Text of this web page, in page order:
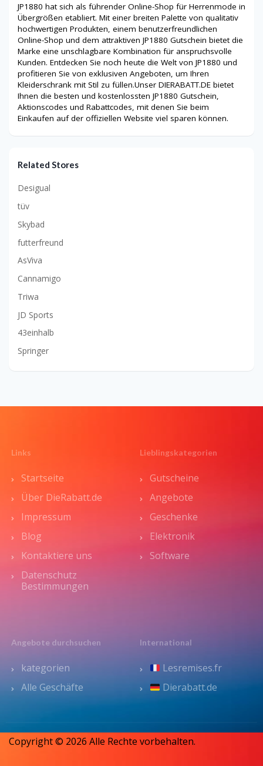
JP1880 hat sich als führender Online-Shop für Herrenmode in
Übergrößen etabliert. Mit einer breiten Palette von qualitativ
hochwertigen Produkten, einem benutzerfreundlichen
Online-Shop und dem attraktiven JP1880 Gutschein bietet die
Marke eine unschlagbare Kombination für anspruchsvolle
Kunden. Entdecken Sie noch heute die Welt von JP1880 und
profitieren Sie von exklusiven Angeboten, um Ihren
Kleiderschrank mit Stil zu füllen.Unser DIERABATT.DE bietet
Ihnen die besten und kostenlossten JP1880 Gutschein,
Aktionscodes und Rabattcodes, mit denen Sie beim
Einkaufen auf der offiziellen Website viel sparen können.
Related Stores
Desigual
tüv
Skybad
futterfreund
AsViva
Cannamigo
Triwa
JD Sports
43einhalb
Springer
Links
Startseite
Über DieRabatt.de
Impressum
Blog
Kontaktiere uns
Datenschutz
Bestimmungen
Lieblingskategorien
Gutscheine
Angebote
Geschenke
Elektronik
Software
Angebote durchsuchen
kategorien
Alle Geschäfte
International
Lesremises.fr
Dierabatt.de
Copyright © 2026 Alle Rechte vorbehalten.